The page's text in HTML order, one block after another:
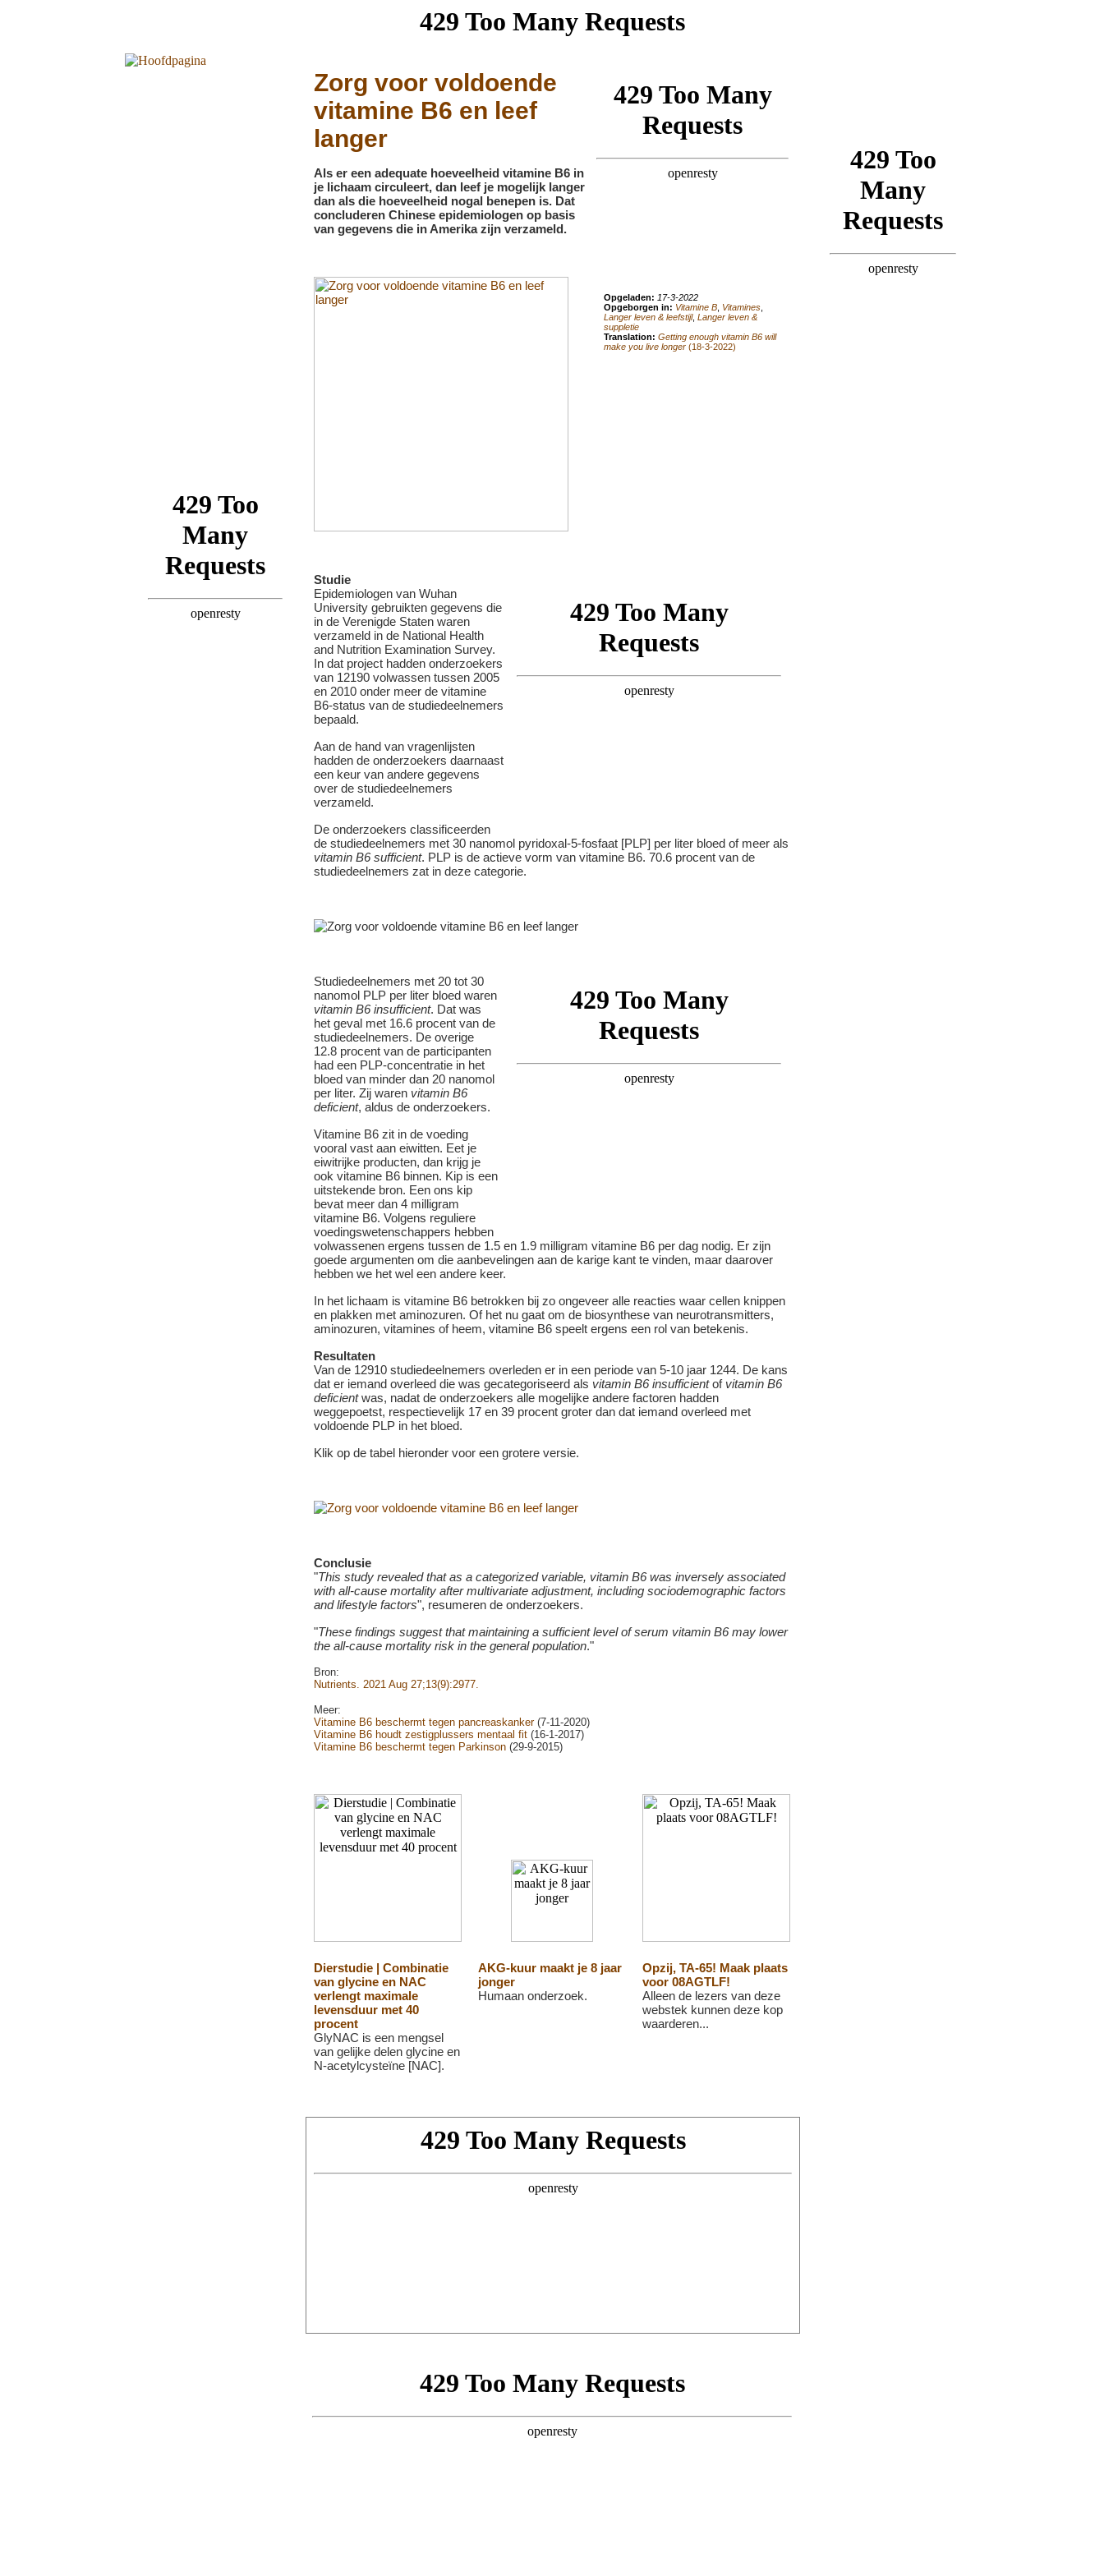
Opgeladen: 17-3-2022
Opgeborgen in: Vitamine B Vitamines
Langer leven & leefstijl, Langer leven &
suppletie
Translation: Getting enough vitamin B6 will
make you live longer (18-3-2022)
Zorg voor voldoende
vitamine B6 en leef
langer
Als er een adequate hoeveelheid vitamine B6 in
je lichaam circuleert, dan leef je mogelijk langer
dan als die hoeveelheid nogal benepen is. Dat
concluderen Chinese epidemiologen op basis
van gegevens die in Amerika zijn verzameld.
Studie
Epidemiologen van Wuhan
University gebruikten gegevens die
in de Verenigde Staten waren
verzameld in de National Health
and Nutrition Examination Survey.
In dat project hadden onderzoekers
van 12190 volwassen tussen 2005
en 2010 onder meer de vitamine
B6-status van de studiedeelnemers
bepaald.
Aan de hand van vragenlijsten
hadden de onderzoekers daarnaast
een keur van andere gegevens
over de studiedeelnemers
verzameld.
De onderzoekers classificeerden
de studiedeelnemers met 30 nanomol pyridoxal-5-fosfaat [PLP] per liter bloed of meer als
vitamin B6 sufficient. PLP is de actieve vorm van vitamine B6. 70.6 procent van de
studiedeelnemers zat in deze categorie.
Studiedeelnemers met 20 tot 30
nanomol PLP per liter bloed waren
vitamin B6 insufficient. Dat was
het geval met 16.6 procent van de
studiedeelnemers. De overige
12.8 procent van de participanten
had een PLP-concentratie in het
bloed van minder dan 20 nanomol
per liter. Zij waren vitamin B6
deficient, aldus de onderzoekers.
Vitamine B6 zit in de voeding
vooral vast aan eiwitten. Eet je
eiwitrijke producten, dan krijg je
ook vitamine B6 binnen. Kip is een
uitstekende bron. Een ons kip
bevat meer dan 4 milligram
vitamine B6. Volgens reguliere
voedingswetenschappers hebben
volwassenen ergens tussen de 1.5 en 1.9 milligram vitamine B6 per dag nodig. Er zijn
goede argumenten om die aanbevelingen aan de karige kant te vinden, maar daarover
hebben we het wel een andere keer.
In het lichaam is vitamine B6 betrokken bij zo ongeveer alle reacties waar cellen knippen
en plakken met aminozuren. Of het nu gaat om de biosynthese van neurotransmitters,
aminozuren, vitamines of heem, vitamine B6 speelt ergens een rol van betekenis.
Resultaten
Van de 12910 studiedeelnemers overleden er in een periode van 5-10 jaar 1244. De kans
dat er iemand overleed die was gecategoriseerd als vitamin B6 insufficientof vitamin B6
deficientwas, nadat de onderzoekers alle mogelijke andere factoren hadden
weggepoetst, respectievelijk 17 en 39 procent groter dan dat iemand overleed met
voldoende PLP in het bloed.
Klik op de tabel hieronder voor een grotere versie.
Conclusie
"This study revealed that as a categorized variable, vitamin B6 was inversely associated
with all-cause mortality after multivariate adjustment, including sociodemographic factors
and lifestyle factors", resumeren de onderzoekers.
"These findings suggest that maintaining a sufficient level of serum vitamin B6 may lower
the all-cause mortality risk in the general population."
Bron:
Nutrients. 2021 Aug 27;13(9):2977.
Meer:
Vitamine B6 beschermt tegen pancreaskanker(7-11-2020)
Vitamine B6 houdt zestigplussers mentaal fit (16-1-2017)
Vitamine B6 beschermt tegen Parkinson (29-9-2015)
Dierstudie | Combinatie
van glycine en NAC
verlengt maximale
levensduur met 40
procent
GlyNAC is een mengsel
van gelijke delen glycine en
N-acetylcysteïne [NAC].
AKG-kuur maakt je 8 jaar
jonger
Humaan onderzoek.
Opzij, TA-65! Maak plaats
voor 08AGTLF!
Alleen de lezers van deze
webstek kunnen deze kop
waarderen...